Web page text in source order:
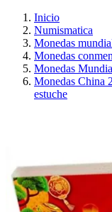
Inicio
Numismatica
Monedas
Monedas
Monedas
Monedas China
estuche